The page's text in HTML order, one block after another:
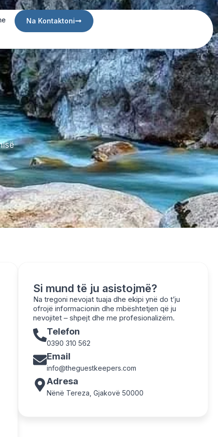
Na Kontaktoni
Si mund të ju asistojmë?
Na tregoni nevojat tuaja dhe ekipi ynë do t’ju
ofrojë informacionin dhe mbështetjen që ju
nevojitet – shpejt dhe me profesionalizëm.
Telefon
0390 310 562
Email
info@theguestkeepers.com
Adresa
Nënë Tereza, Gjakovë 50000